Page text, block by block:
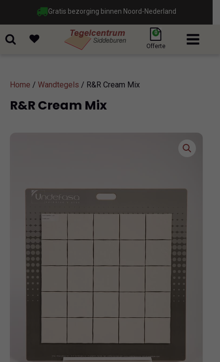
Gratis bezorging binnen Noord-Nederland
0
Offerte
Home / Wandtegels / R&R Cream Mix
R&R Cream Mix